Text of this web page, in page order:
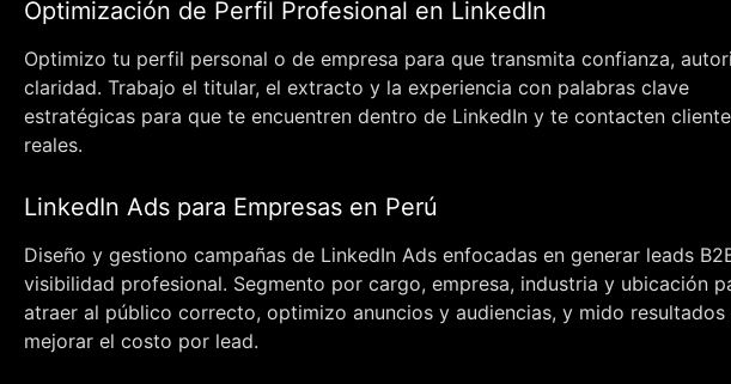
Optimización de Perfil Profesional en LinkedIn
Optimizo tu perfil personal o de empresa para que transmita confianza,
claridad. Trabajo el titular, el extracto y la experiencia con palabras clave
estratégicas para que te encuentren dentro de LinkedIn y te contacten
reales.
LinkedIn Ads para Empresas en Perú
Diseño y gestiono campañas de LinkedIn Ads enfocadas en generar leads
visibilidad profesional. Segmento por cargo, empresa, industria y ubicación
atraer al público correcto, optimizo anuncios y audiencias, y mido resultados
mejorar el costo por lead.